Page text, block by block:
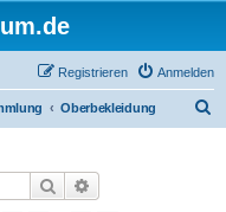
Anmelden
Registrieren
Oberbekleidung
Suche